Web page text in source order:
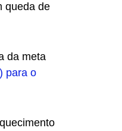
queda de
da meta
para o